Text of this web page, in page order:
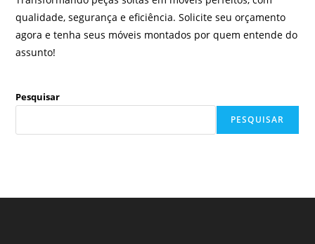
qualidade, segurança e eficiência. Solicite seu orçamento
agora e tenha seus móveis montados por quem entende do
assunto!
Pesquisar
PESQUISAR